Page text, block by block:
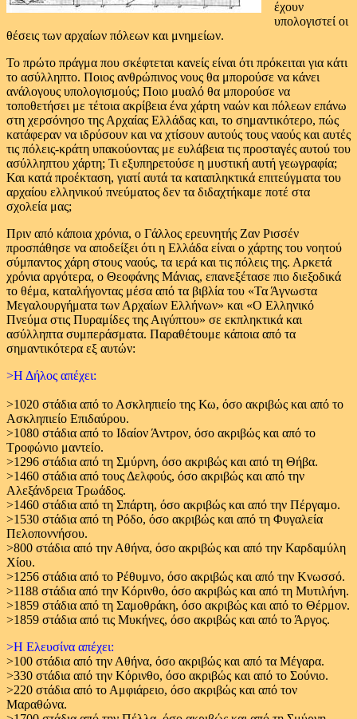
έχουν
υπολογιστεί οι
θέσεις των αρχαίων πόλεων και μνημείων.
Το πρώτο πράγμα που σκέφτεται κανείς είναι ότι πρόκειται για κάτι
το ασύλληπτο. Ποιος ανθρώπινος νους θα μπορούσε να κάνει
ανάλογους υπολογισμούς; Ποιο μυαλό θα μπορούσε να
τοποθετήσει με τέτοια ακρίβεια ένα χάρτη ναών και πόλεων επάνω
στη χερσόνησο της Αρχαίας Ελλάδας και, το σημαντικότερο, πώς
κατάφεραν να ιδρύσουν και να χτίσουν αυτούς τους ναούς και αυτές
τις πόλεις-κράτη υπακούοντας με ευλάβεια τις προσταγές αυτού του
ασύλληπτου χάρτη; Τι εξυπηρετούσε η μυστική αυτή γεωγραφία;
Και κατά προέκταση, γιατί αυτά τα καταπληκτικά επιτεύγματα του
αρχαίου ελληνικού πνεύματος δεν τα διδαχτήκαμε ποτέ στα
σχολεία μας;
Πριν από κάποια χρόνια, ο Γάλλος ερευνητής Ζαν Ρισσέν
προσπάθησε να αποδείξει ότι η Ελλάδα είναι ο χάρτης του νοητού
σύμπαντος χάρη στους ναούς, τα ιερά και τις πόλεις της. Αρκετά
χρόνια αργότερα, ο Θεοφάνης Μάνιας, επανεξέτασε πιο διεξοδικά
το θέμα, καταλήγοντας μέσα από τα βιβλία του «Τα Άγνωστα
Μεγαλουργήματα των Αρχαίων Ελλήνων» και «Ο Ελληνικό
Πνεύμα στις Πυραμίδες της Αιγύπτου» σε εκπληκτικά και
ασύλληπτα συμπεράσματα. Παραθέτουμε κάποια από τα
σημαντικότερα εξ αυτών:
>Η Δήλος απέχει:
>1020 στάδια από το Ασκληπιείο της Κω, όσο ακριβώς και από το
Ασκληπιείο Επιδαύρου.
>1080 στάδια από το Ιδαίον Άντρον, όσο ακριβώς και από το
Τροφώνιο μαντείο.
>1296 στάδια από τη Σμύρνη, όσο ακριβώς και από τη Θήβα.
>1460 στάδια από τους Δελφούς, όσο ακριβώς και από την
Αλεξάνδρεια Τρωάδος.
>1460 στάδια από τη Σπάρτη, όσο ακριβώς και από την Πέργαμο.
>1530 στάδια από τη Ρόδο, όσο ακριβώς και από τη Φυγαλεία
Πελοποννήσου.
>800 στάδια από την Αθήνα, όσο ακριβώς και από την Καρδαμύλη
Χίου.
>1256 στάδια από το Ρέθυμνο, όσο ακριβώς και από την Κνωσσό.
>1188 στάδια από την Κόρινθο, όσο ακριβώς και από τη Μυτιλήνη.
>1859 στάδια από τη Σαμοθράκη, όσο ακριβώς και από το Θέρμον.
>1859 στάδια από τις Μυκήνες, όσο ακριβώς και από το Άργος.
>Η Ελευσίνα απέχει:
>100 στάδια από την Αθήνα, όσο ακριβώς και από τα Μέγαρα.
>330 στάδια από την Κόρινθο, όσο ακριβώς και από το Σούνιο.
>220 στάδια από το Αμφιάρειο, όσο ακριβώς και από τον
Μαραθώνα.